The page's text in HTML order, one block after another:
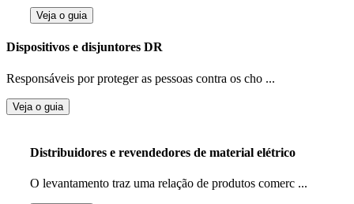
Veja o guia
Dispositivos e disjuntores DR
Responsáveis por proteger as pessoas contra os cho ...
Veja o guia
Distribuidores e revendedores de material elétrico
O levantamento traz uma relação de produtos comerc ...